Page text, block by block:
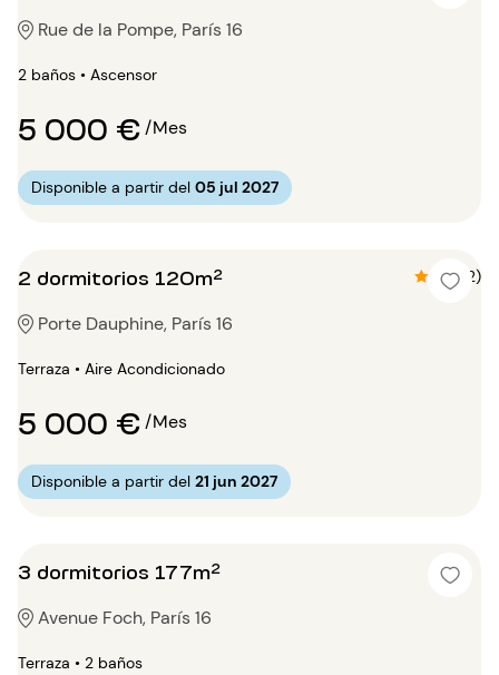
Rue de la Pompe, París 16
2 baños • Ascensor
5 000 €/Mes
Disponible a partir del 05 jul 2027
2 dormitorios 120m² 4.5 (2)
Porte Dauphine, París 16
Terraza • Aire Acondicionado
5 000 €/Mes
Disponible a partir del 21 jun 2027
3 dormitorios 177m²
Avenue Foch, París 16
Terraza • 2 baños